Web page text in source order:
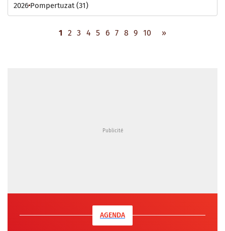
2026 Pompertuzat (31)
1 2 3 4 5 6 7 8 9 10 »
AGENDA